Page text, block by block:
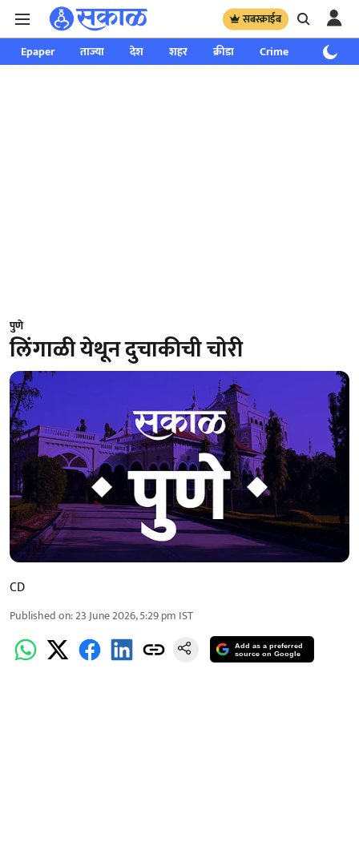
सबस्क्राईब
Epaper ताज्या देश शहर क्रीडा Crime साप्ताहिक
पुणे
लिंगाळी येथून दुचाकीची चोरी
CD
Published on:23 June 2026, 5:29 pm IST
Add as a preferred
source on Google